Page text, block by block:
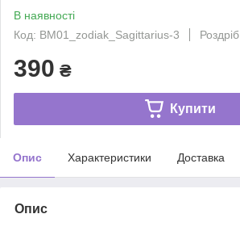
В наявності
Код: BM01_zodiak_Sagittarius-3
Роздріб
390 ₴
Купити
Опис Характеристики Доставка
Опис